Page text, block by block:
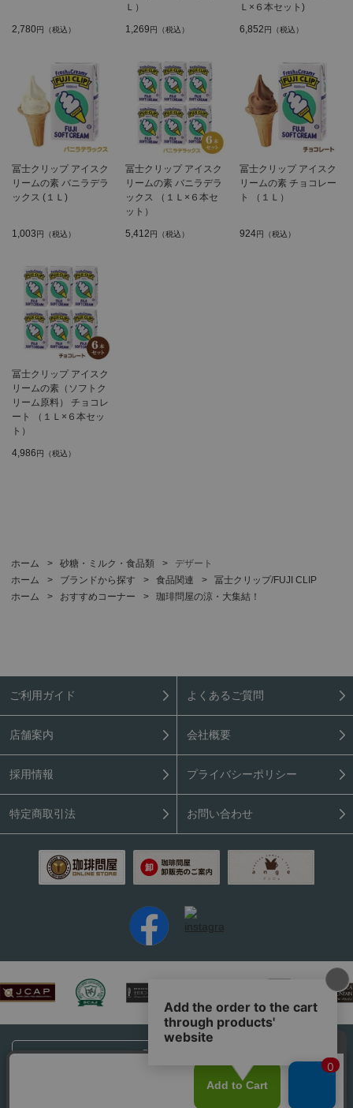
2,780円（税込）
Ｌ）
1,269円（税込）
Ｌ×６本セット)
6,852円（税込）
冨士クリップ アイスク
リームの素 バニラデラ
ックス (１Ｌ)
1,003円（税込）
冨士クリップ アイスク
リームの素 バニラデラ
ックス （１Ｌ×６本セ
ット）
5,412円（税込）
冨士クリップ アイスク
リームの素 チョコレー
ト （１Ｌ）
924円（税込）
冨士クリップ アイスク
リームの素（ソフトク
リーム原料） チョコレ
ート （１Ｌ×６本セッ
ト）
4,986円（税込）
ホーム > 砂糖・ミルク・食品類 >
デザート
ホーム
> ブランドから探す > 食品関連 >
冨士クリップ/FUJI CLIP
ホーム
> おすすめコーナー > 珈琲問屋の涼・大集結！
ご利用ガイド よくあるご質問
店舗案内 会社概要
採用情報 プライバシーポリシー
特定商取引法 お問い合わせ
PC表示はこちら
Copyright (C) 2026 Coffee Tonya. All rights reserved.